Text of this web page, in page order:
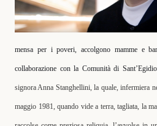
mensa per i poveri, accolgono mamme e
collaborazione con la Comunità di
signora Anna Stanghellini, la quale, infermiera
maggio 1981, quando vide a terra, tagliata, la